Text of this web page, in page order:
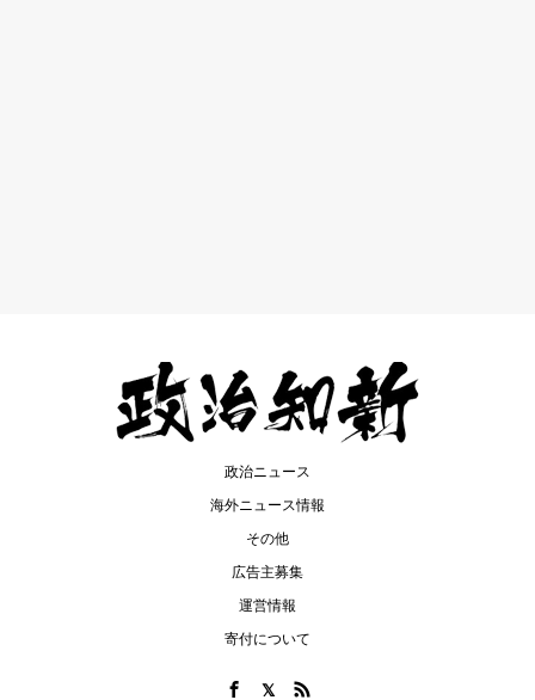
政治ニュース
海外ニュース情報
その他
広告主募集
運営情報
寄付について